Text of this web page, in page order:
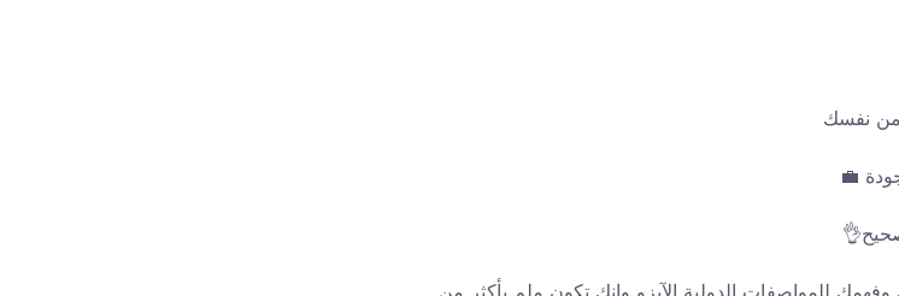
من نفسك
💼
للمواصفات الدولية الآيزو وانك تكون ملم بأكثر من